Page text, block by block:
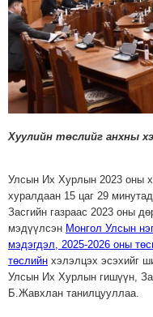
МЭДЭХҮЙ
ТЕХНОЛОГИ
ЭРДЭНЭТ
ҮЙЛДВЭРИЙН
ЭРГЭН
ХАВРЫН
ЭРГЭН
ТОЙРОНД
"ОУВС"-
ИЙН
ЭРГЭН
ТОЙРОНД
Хуулийн төслийг анхны
Улсын Их Хурлын 2023 оны
хуралдаан 15 цаг 29
Засгийн газраас 2023 оны
мэдүүлсэн Монгол Улсын
мэдэгдэл, 2025-2026 оны
төслийн хэлэлцэх эсэхийг
Улсын Их Хурлын гишүүн,
Б.Жавхлан танилцууллаа.